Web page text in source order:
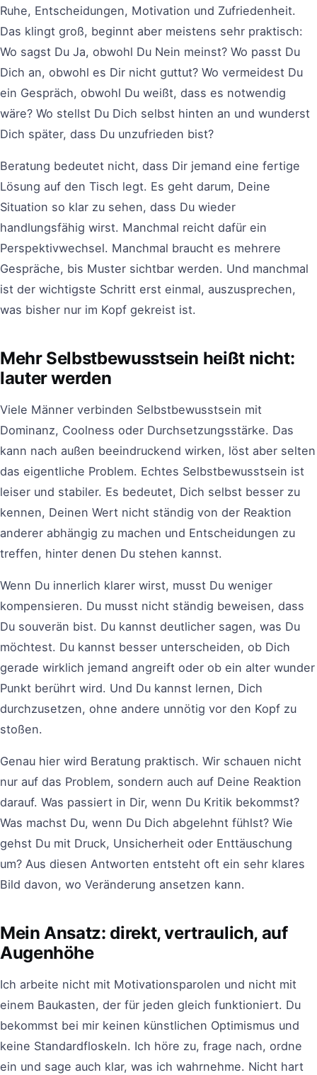
Ruhe, Entscheidungen, Motivation und Zufriedenheit.
Das klingt groß, beginnt aber meistens sehr praktisch:
Wo sagst Du Ja, obwohl Du Nein meinst? Wo passt Du
Dich an, obwohl es Dir nicht guttut? Wo vermeidest Du
ein Gespräch, obwohl Du weißt, dass es notwendig
wäre? Wo stellst Du Dich selbst hinten an und wunderst
Dich später, dass Du unzufrieden bist?
Beratung bedeutet nicht, dass Dir jemand eine fertige
Lösung auf den Tisch legt. Es geht darum, Deine
Situation so klar zu sehen, dass Du wieder
handlungsfähig wirst. Manchmal reicht dafür ein
Perspektivwechsel. Manchmal braucht es mehrere
Gespräche, bis Muster sichtbar werden. Und manchmal
ist der wichtigste Schritt erst einmal, auszusprechen,
was bisher nur im Kopf gekreist ist.
Mehr Selbstbewusstsein heißt nicht:
lauter werden
Viele Männer verbinden Selbstbewusstsein mit
Dominanz, Coolness oder Durchsetzungsstärke. Das
kann nach außen beeindruckend wirken, löst aber selten
das eigentliche Problem. Echtes Selbstbewusstsein ist
leiser und stabiler. Es bedeutet, Dich selbst besser zu
kennen, Deinen Wert nicht ständig von der Reaktion
anderer abhängig zu machen und Entscheidungen zu
treffen, hinter denen Du stehen kannst.
Wenn Du innerlich klarer wirst, musst Du weniger
kompensieren. Du musst nicht ständig beweisen, dass
Du souverän bist. Du kannst deutlicher sagen, was Du
möchtest. Du kannst besser unterscheiden, ob Dich
gerade wirklich jemand angreift oder ob ein alter wunder
Punkt berührt wird. Und Du kannst lernen, Dich
durchzusetzen, ohne andere unnötig vor den Kopf zu
stoßen.
Genau hier wird Beratung praktisch. Wir schauen nicht
nur auf das Problem, sondern auch auf Deine Reaktion
darauf. Was passiert in Dir, wenn Du Kritik bekommst?
Was machst Du, wenn Du Dich abgelehnt fühlst? Wie
gehst Du mit Druck, Unsicherheit oder Enttäuschung
um? Aus diesen Antworten entsteht oft ein sehr klares
Bild davon, wo Veränderung ansetzen kann.
Mein Ansatz: direkt, vertraulich, auf
Augenhöhe
Ich arbeite nicht mit Motivationsparolen und nicht mit
einem Baukasten, der für jeden gleich funktioniert. Du
bekommst bei mir keinen künstlichen Optimismus und
keine Standardfloskeln. Ich höre zu, frage nach, ordne
ein und sage auch klar, was ich wahrnehme. Nicht hart